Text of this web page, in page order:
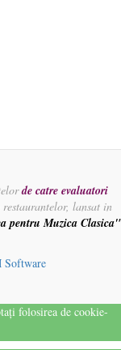
de catre evaluatori
lansat in
pentru Muzica Clasica"
folosirea de cookie-